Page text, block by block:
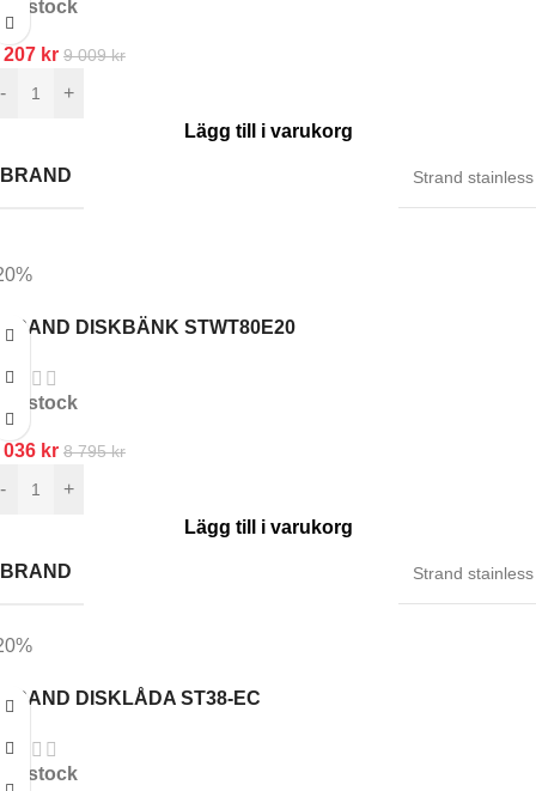
In stock
207 kr 9 009kr
-
+
Lägg till i varukorg
BRAND Strand stainless
DISKBÄNK STWT80E20
In stock
036 kr 8 795kr
-
+
Lägg till i varukorg
BRAND Strand stainless
DISKLÅDA ST38-EC
In stock